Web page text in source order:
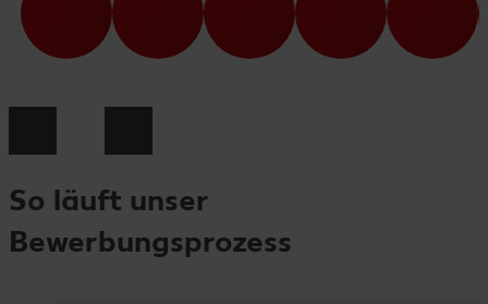
So läuft unser
Bewerbungsprozess